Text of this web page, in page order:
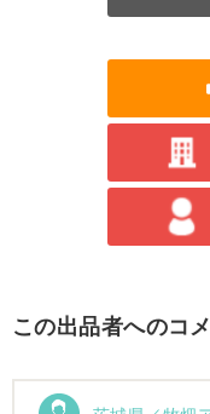
この出品者へのコ